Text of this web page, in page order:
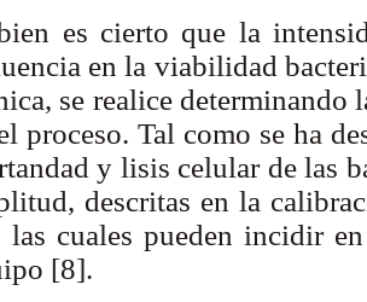
es cierto que la
en la viabilidad
se realice determinando
proceso. Tal como se ha
y lisis celular de las
descritas en la
las cuales pueden incidir
[8].